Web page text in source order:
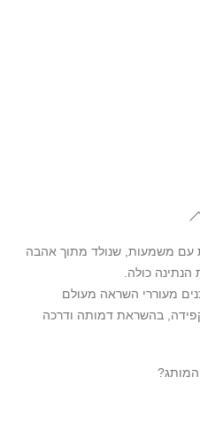
Back
Topעם משמעות, שנולד מתוך אהבה
הנתינה כולה.
מעוררי השראה מעולם
בהשראת דמותה ודרכה
המותג?